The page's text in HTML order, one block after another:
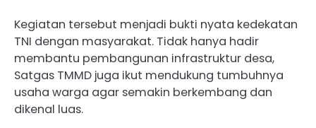
Kegiatan tersebut menjadi bukti nyata kedekatan
TNI dengan masyarakat. Tidak hanya hadir
membantu pembangunan infrastruktur desa,
Satgas TMMD juga ikut mendukung tumbuhnya
usaha warga agar semakin berkembang dan
dikenal luas.